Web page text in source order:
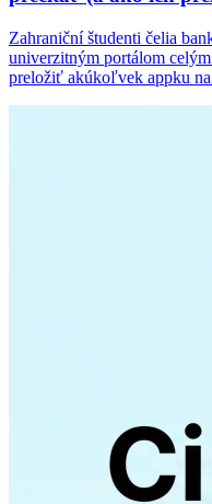
Zahraniční študenti čelia
univerzitným portálom
preložiť akúkoľvek appku na